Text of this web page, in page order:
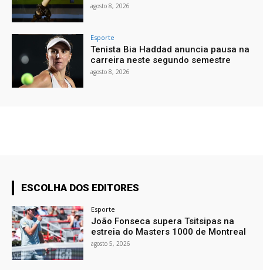
agosto 8, 2026
Esporte
Tenista Bia Haddad anuncia pausa na
carreira neste segundo semestre
agosto 8, 2026
ESCOLHA DOS EDITORES
Esporte
João Fonseca supera Tsitsipas na
estreia do Masters 1000 de Montreal
agosto 5, 2026